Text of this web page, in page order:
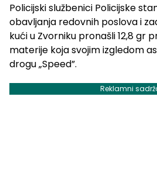
Policijski službenici Policijske
obavljanja redovnih poslova i
kući u Zvorniku pronašli 12,8 gr
materije koja svojim izgledom
drogu „Speed”.
Reklamni